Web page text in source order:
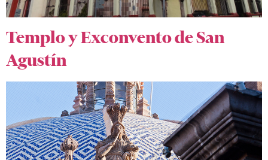
Templo y Exconvento de San
Agustín